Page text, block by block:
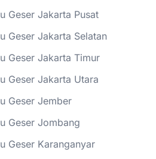
Geser Jakarta Pusat
Geser Jakarta Selatan
Geser Jakarta Timur
Geser Jakarta Utara
Geser Jember
Geser Jombang
Geser Karanganyar